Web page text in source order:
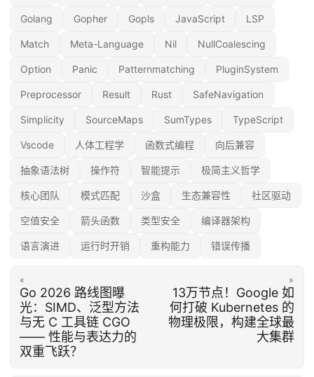
Golang Gopher Gopls JavaScript LSP
Match Meta-Language Nil NullCoalescing
Option Panic Patternmatching PluginSystem
Preprocessor Result Rust SafeNavigation
Simplicity SourceMaps SumTypes TypeScript
Vscode 人体工程学 函数式编程 向后兼容
抽象语法树 操作符 智能提示 极简主义哲学
核心团队 模式匹配 沙盒 生态兼容性 社区驱动
空值安全 箭头函数 类型安全 编译器架构
语言演进 运行时开销 重构能力 错误传播
«
Go 2026 路线图曝
光：SIMD、泛型方法
与无 C 工具链 CGO
—— 性能与表达力的
双重飞跃？
»
13万节点！Google 如
何打破 Kubernetes 的
物理极限，构建全球最
大集群